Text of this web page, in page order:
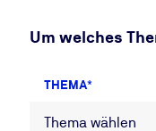
Um welches
THEMA